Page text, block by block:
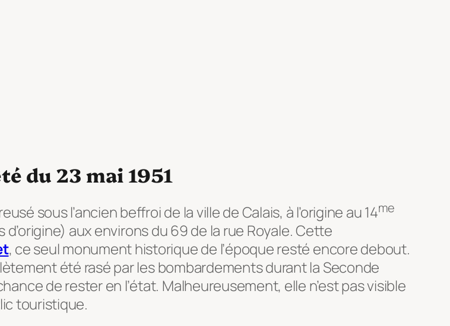
du 23 mai 1951
sous l’ancien beffroi de la ville de Calais, à l’origine au 14me
aux environs du 69 de la rue Royale. Cette
, ce seul monument historique de l’époque resté encore debout.
été rasé par les bombardements durant la Seconde
de rester en l’état. Malheureusement, elle n’est pas visible
touristique.